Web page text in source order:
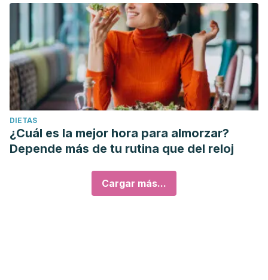
DIETAS
¿Cuál es la mejor hora para almorzar?
Depende más de tu rutina que del reloj
Cargar más...